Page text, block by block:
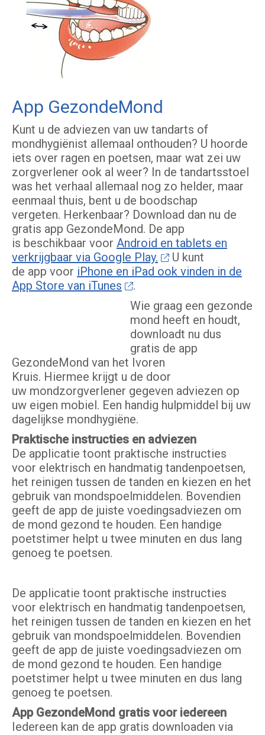
App GezondeMond
Kunt u de adviezen van uw tandarts of
mondhygiënist allemaal onthouden? U hoorde
iets over ragen en poetsen, maar wat zei uw
zorgverlener ook al weer? In de tandartsstoel
was het verhaal allemaal nog zo helder, maar
eenmaal thuis, bent u de boodschap
vergeten. Herkenbaar? Download dan nu de
gratis app GezondeMond. De app
is beschikbaar voor Android en tablets en
verkrijgbaar via Google Play.
U kunt
de app voor iPhone en iPad ook vinden in de
App Store van iTunes
.
Wie graag een gezonde
mond heeft en houdt,
downloadt nu dus
gratis de app
GezondeMond van het Ivoren
Kruis. Hiermee krijgt u de door
uw mondzorgverlener gegeven adviezen op
uw eigen mobiel. Een handig hulpmiddel bij uw
dagelijkse mondhygiëne.
Praktische instructies en adviezen
De applicatie toont praktische instructies
voor elektrisch en handmatig tandenpoetsen,
het reinigen tussen de tanden en kiezen en het
gebruik van mondspoelmiddelen. Bovendien
geeft de app de juiste voedingsadviezen om
de mond gezond te houden. Een handige
poetstimer helpt u twee minuten en dus lang
genoeg te poetsen.
De applicatie toont praktische instructies
voor elektrisch en handmatig tandenpoetsen,
het reinigen tussen de tanden en kiezen en het
gebruik van mondspoelmiddelen. Bovendien
geeft de app de juiste voedingsadviezen om
de mond gezond te houden. Een handige
poetstimer helpt u twee minuten en dus lang
genoeg te poetsen.
App GezondeMond gratis voor iedereen
Iedereen kan de app gratis downloaden via